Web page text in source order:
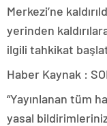
Merkezi’ne
yerinden
ilgili tahkikat
Haber Kaynak :
“Yayınlanan tüm
yasal